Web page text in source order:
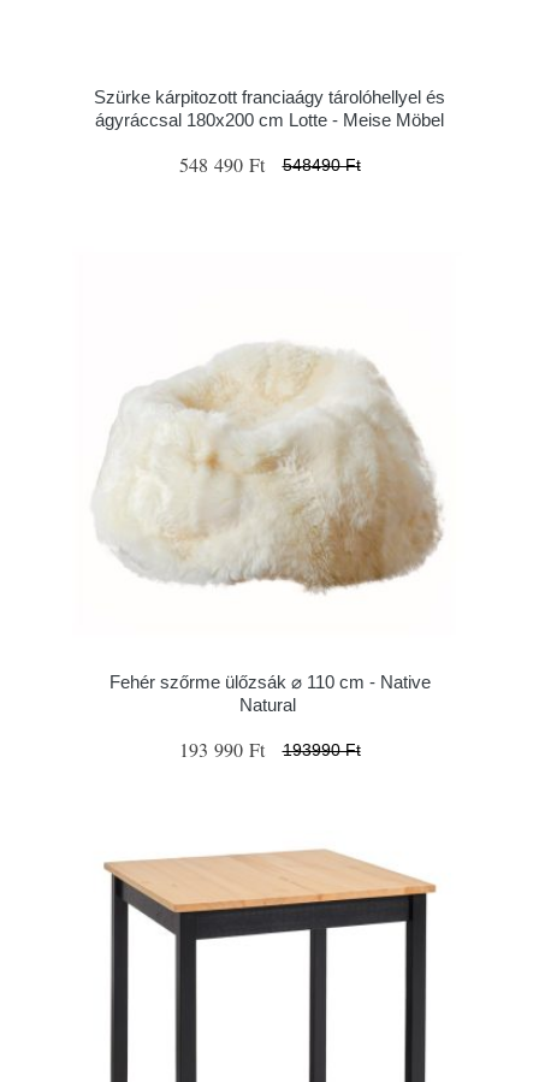
Szürke kárpitozott franciaágy tárolóhellyel és
ágyráccsal 180x200 cm Lotte - Meise Möbel
548 490 Ft 548490 Ft
Fehér szőrme ülőzsák ⌀ 110 cm - Native
Natural
193 990 Ft 193990 Ft